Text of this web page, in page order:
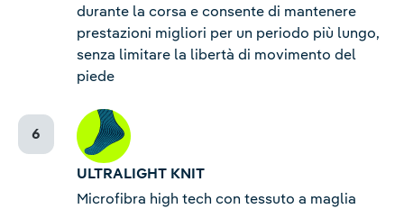
durante la corsa e consente di mantenere
prestazioni migliori per un periodo più lungo,
senza limitare la libertà di movimento del
piede
ULTRALIGHT KNIT
Microfibra high tech con tessuto a maglia